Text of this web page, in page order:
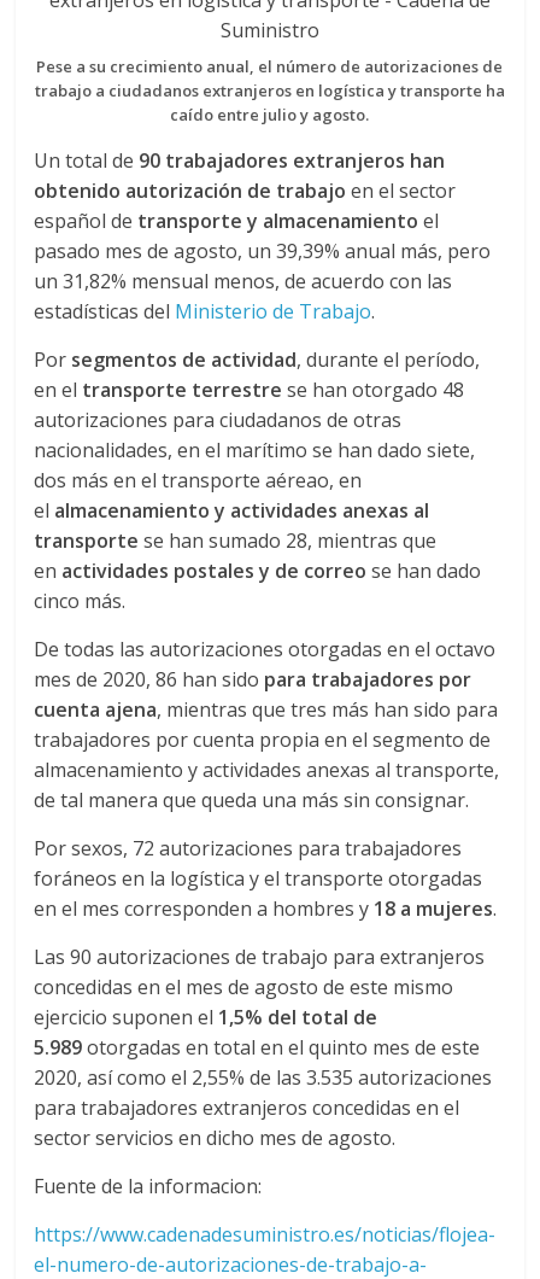
n
a
–
T
r
a
n
s
p
o
r
t
e
d
e
E
q
u
Pese a su crecimiento anual, el número de autorizaciones de
trabajo a ciudadanos extranjeros en logística y transporte ha
caído entre julio y agosto.
Un total de 90 trabajadores extranjeros han
obtenido autorización de trabajo en el sector
español de transporte y almacenamiento el
pasado mes de agosto, un 39,39% anual más, pero
un 31,82% mensual menos, de acuerdo con las
estadísticas del Ministerio de Trabajo.
Por segmentos de actividad, durante el período,
en el transporte terrestre se han otorgado 48
autorizaciones para ciudadanos de otras
nacionalidades, en el marítimo se han dado siete,
dos más en el transporte aéreao, en
el almacenamiento y actividades anexas al
transporte se han sumado 28, mientras que
en actividades postales y de correo se han dado
cinco más.
De todas las autorizaciones otorgadas en el octavo
mes de 2020, 86 han sido para trabajadores por
cuenta ajena, mientras que tres más han sido para
trabajadores por cuenta propia en el segmento de
almacenamiento y actividades anexas al transporte,
de tal manera que queda una más sin consignar.
Por sexos, 72 autorizaciones para trabajadores
foráneos en la logística y el transporte otorgadas
en el mes corresponden a hombres y 18 a mujeres.
Las 90 autorizaciones de trabajo para extranjeros
concedidas en el mes de agosto de este mismo
ejercicio suponen el 1,5% del total de
5.989otorgadas en total en el quinto mes de este
2020, así como el 2,55% de las 3.535 autorizaciones
para trabajadores extranjeros concedidas en el
sector servicios en dicho mes de agosto.
Fuente de la informacion:
https://www.cadenadesuministro.es/noticias/flojea-
el-numero-de-autorizaciones-de-trabajo-a-